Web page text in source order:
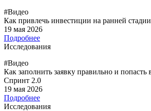
#Видео
Как привлечь инвестиции на ранней стадии
19 мая 2026
Подробнее
Исследования
#Видео
Как заполнить заявку правильно и попасть
Спринт 2.0
19 мая 2026
Подробнее
Исследования